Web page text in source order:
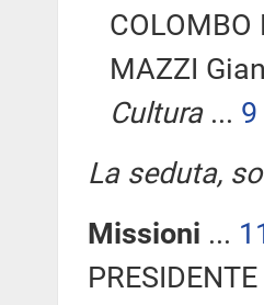
MAZZI
Cultura... 9
La seduta,
Missioni ...